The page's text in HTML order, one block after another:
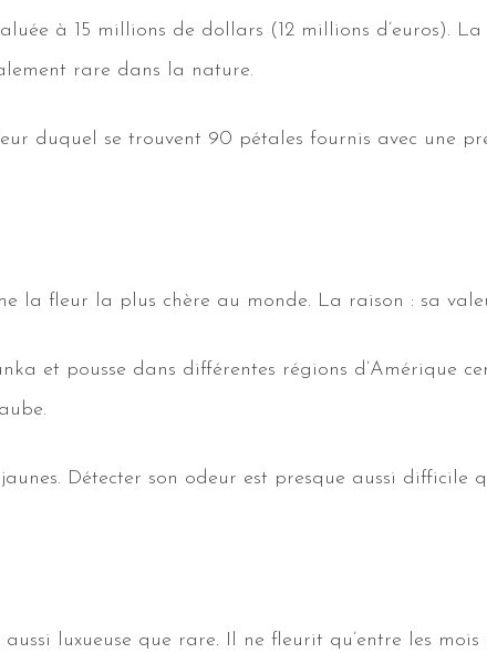
à 15 millions de dollars (12 millions d’euros).
rare dans la nature.
duquel se trouvent 90 pétales fournis avec une
la fleur la plus chère au monde. La raison : sa
pousse dans différentes régions d’Amérique
Détecter son odeur est presque aussi difficile
luxueuse que rare. Il ne fleurit qu’entre les